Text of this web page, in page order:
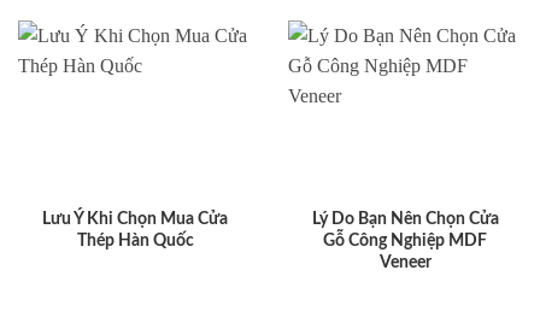
Lưu Ý Khi Chọn Mua Cửa
Thép Hàn Quốc
Lý Do Bạn Nên Chọn Cửa
Gỗ Công Nghiệp MDF
Veneer